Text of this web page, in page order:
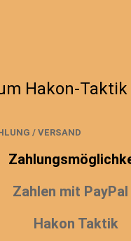
Hakon-Taktik
/ VERSAND